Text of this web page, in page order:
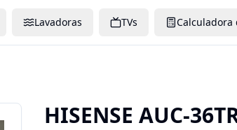
Lavadoras TVs Calculadora
HISENSE AUC-